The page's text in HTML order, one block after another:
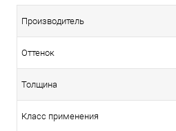
Производитель
Оттенок
Толщина
Класс применения